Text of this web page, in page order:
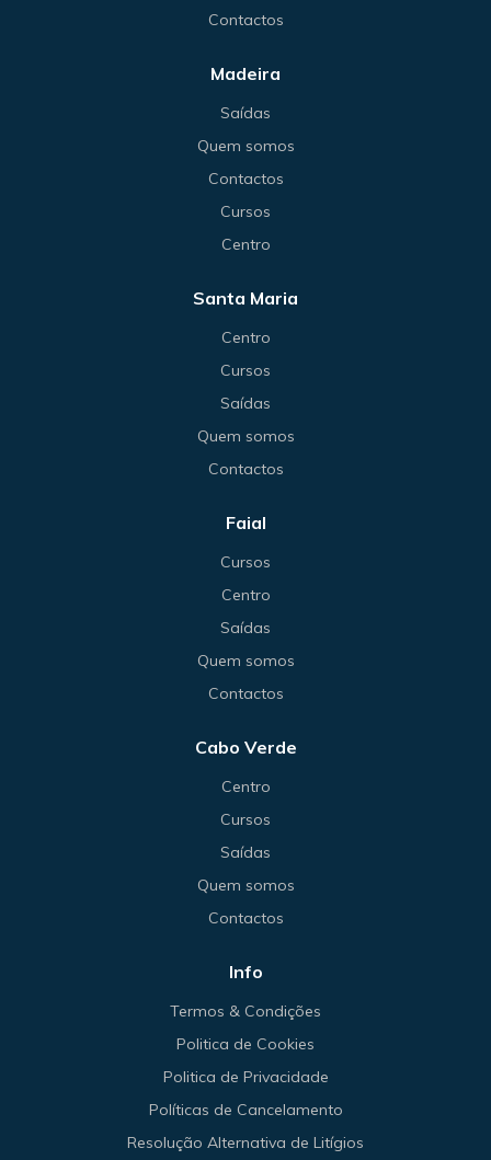
Contactos
Madeira
Saídas
Quem somos
Contactos
Cursos
Centro
Santa Maria
Centro
Cursos
Saídas
Quem somos
Contactos
Faial
Cursos
Centro
Saídas
Quem somos
Contactos
Cabo Verde
Centro
Cursos
Saídas
Quem somos
Contactos
Info
Termos & Condições
Politica de Cookies
Politica de Privacidade
Políticas de Cancelamento
Resolução Alternativa de Litígios